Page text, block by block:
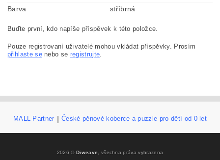
Barva
stříbrná
Buďte první, kdo napíše příspěvek k této položce.
Pouze registrovaní uživatelé mohou vkládat příspěvky. Prosím
přihlaste senebo se registrujte.
MALL Partner České pěnové koberce a puzzle pro dětí od 0 let
2026 © Diweave , všechna práva vyhrazena